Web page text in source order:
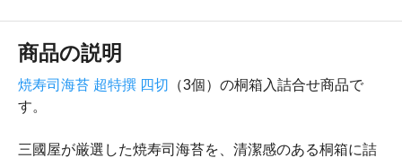
商品の説明
焼寿司海苔 超特撰 四切
（3個）の桐箱入詰合せ商品で
す。
三國屋が厳選した焼寿司海苔を、清潔感のある桐箱に詰